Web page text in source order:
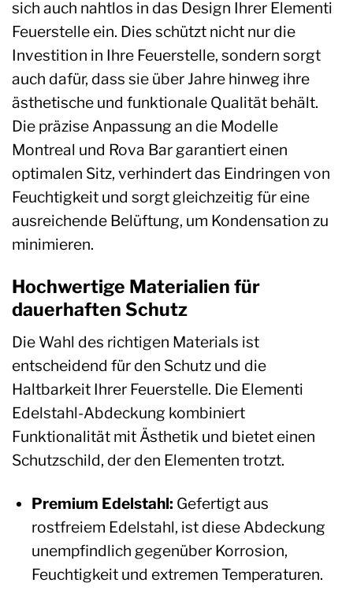
sich auch nahtlos in das Design Ihrer Elementi
Feuerstelle ein. Dies schützt nicht nur die
Investition in Ihre Feuerstelle, sondern sorgt
auch dafür, dass sie über Jahre hinweg ihre
ästhetische und funktionale Qualität behält.
Die präzise Anpassung an die Modelle
Montreal und Rova Bar garantiert einen
optimalen Sitz, verhindert das Eindringen von
Feuchtigkeit und sorgt gleichzeitig für eine
ausreichende Belüftung, um Kondensation zu
minimieren.
Hochwertige Materialien für
dauerhaften Schutz
Die Wahl des richtigen Materials ist
entscheidend für den Schutz und die
Haltbarkeit Ihrer Feuerstelle. Die Elementi
Edelstahl-Abdeckung kombiniert
Funktionalität mit Ästhetik und bietet einen
Schutzschild, der den Elementen trotzt.
Premium Edelstahl: Gefertigt aus
rostfreiem Edelstahl, ist diese Abdeckung
unempfindlich gegenüber Korrosion,
Feuchtigkeit und extremen Temperaturen.